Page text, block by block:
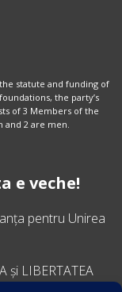
statute and funding of
the party’s
of 3 Members of the
and 2 are men.
e veche!
pentru Unirea
și LIBERTATEA